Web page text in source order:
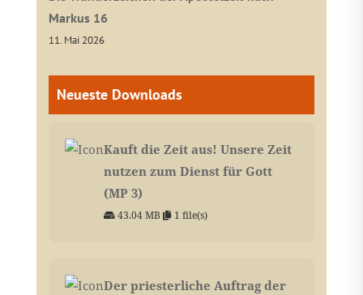
Markus 16
11. Mai 2026
Neueste Downloads
Kauft die Zeit aus! Unsere Zeit
nutzen zum Dienst für Gott
(MP 3)
43.04 MB 1 file(s)
Der priesterliche Auftrag der